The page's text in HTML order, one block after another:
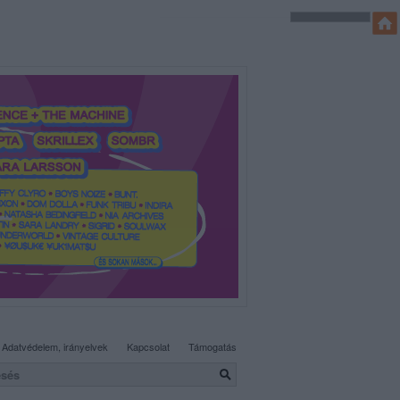
Adatvédelem, irányelvek Kapcsolat Támogatás